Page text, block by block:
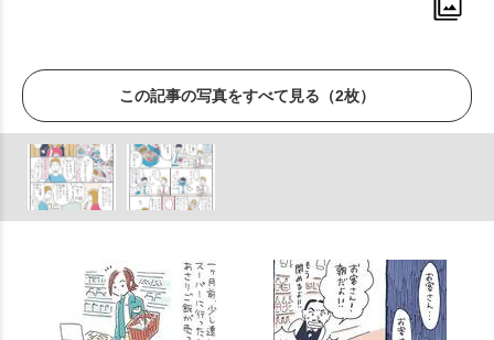
この記事の写真をすべて見る（2枚）